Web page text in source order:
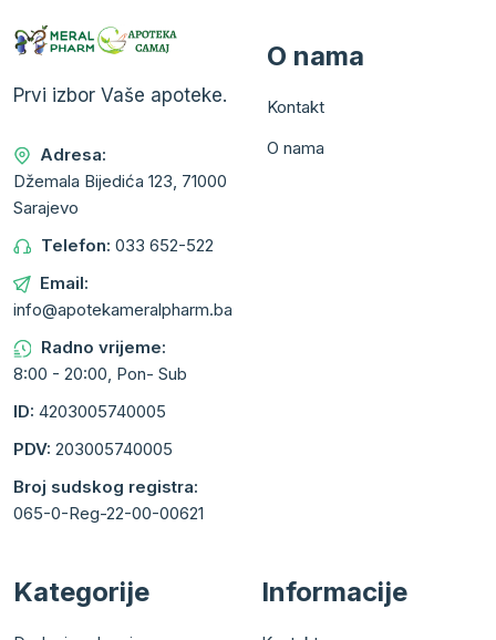
Prvi izbor Vaše apoteke.
Adresa:
Džemala Bijedića 123, 71000
Sarajevo
Telefon: 033 652-522
Email:
info@apotekameralpharm.ba
Radno vrijeme:
8:00 - 20:00, Pon- Sub
ID: 4203005740005
PDV: 203005740005
Broj sudskog registra:
065-0-Reg-22-00-00621
O nama
Kontakt
O nama
Kategorije Informacije